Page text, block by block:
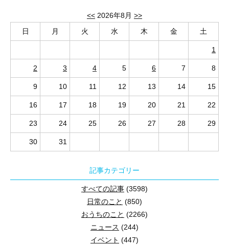
<< 2026年8月 >>
日
月 火 水 木 金 土
1
2 3 4 5 6 7 8
9 10 11 12 13 14 15
16 17 18 19 20 21 22
23 24 25 26 27 28 29
30 31
記事カテゴリー
すべての記事 (3598)
日常のこと (850)
おうちのこと (2266)
ニュース (244)
イベント (447)